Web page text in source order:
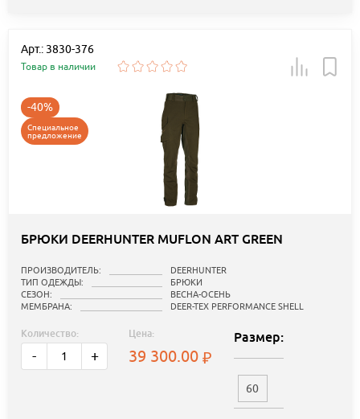
Арт.: 3830-376
Товар в наличии
-40%
Специальное
предложение
БРЮКИ DEERHUNTER MUFLON ART GREEN
ПРОИЗВОДИТЕЛЬ:
DEERHUNTER
ТИП ОДЕЖДЫ:
БРЮКИ
СЕЗОН:
ВЕСНА-ОСЕНЬ
МЕМБРАНА:
DEER-TEX PERFORMANCE SHELL
Количество:
- +
Цена:
39 300.00
Размер:
60